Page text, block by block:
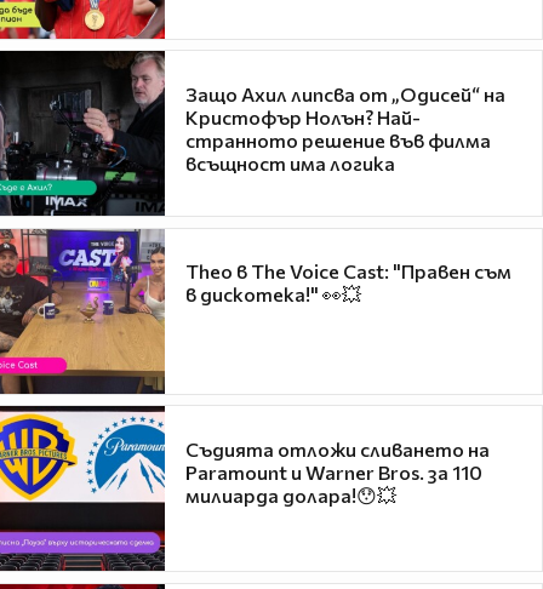
Защо Ахил липсва от „Одисей“ на
Кристофър Нолън? Най-
странното решение във филма
всъщност има логика
Theo в The Voice Cast: "Правен съм
в дискотека!" 👀💥
Съдията отложи сливането на
Paramount и Warner Bros. за 110
милиарда долара!😯💥